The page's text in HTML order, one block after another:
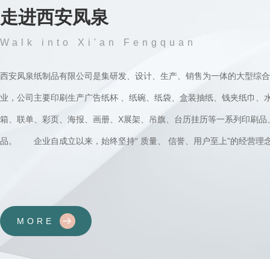
走进西安凤泉
Walk into Xi'an Fengquan
西安凤泉纸制品有限公司是集研发、设计、生产、销售为一体的大型综
业，公司主要印刷生产广告纸杯 、纸碗、纸袋、盒装抽纸、钱夹纸巾、水果箱、包装
箱、联单、彩页、海报、画册、X展架、吊旗、台历挂历等一系列印刷品
品。 企业自成立以来，始终坚持“ 质量、 信誉、用户至上”的经营理念，市场网络遍
MORE